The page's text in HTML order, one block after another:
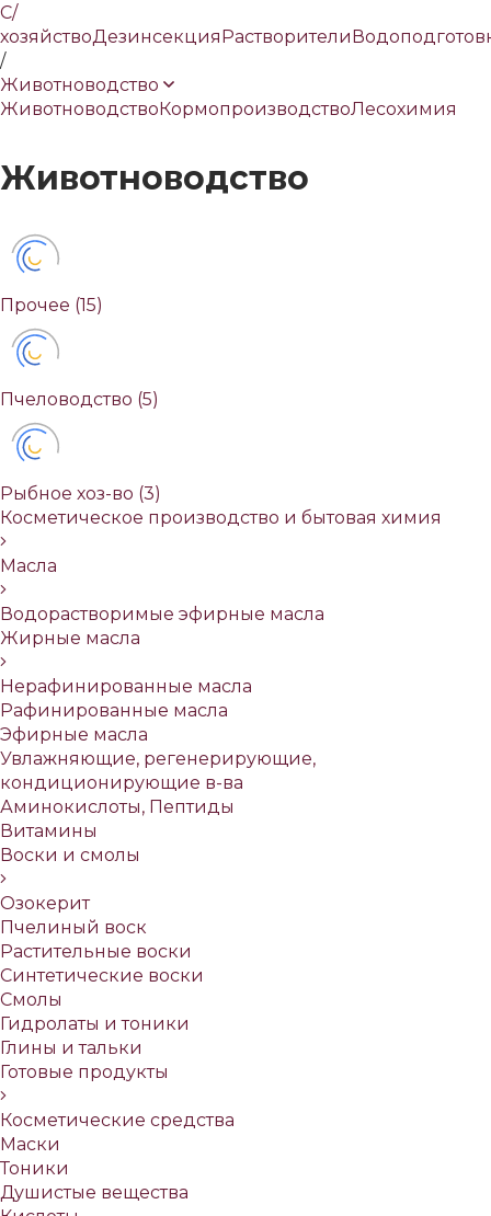
С/
хозяйствоДезинсекцияРастворители
/
Животноводство
ЖивотноводствоКормопроизводствоЛесохимия
Животноводство
Прочее (15)
Пчеловодство (5)
Рыбное хоз-во (3)
Косметическое производство и бытовая химия
Масла
Водорастворимые эфирные масла
Жирные масла
Нерафинированные масла
Рафинированные масла
Эфирные масла
Увлажняющие, регенерирующие,
кондиционирующие в-ва
Аминокислоты, Пептиды
Витамины
Воски и смолы
Озокерит
Пчелиный воск
Растительные воски
Синтетические воски
Смолы
Гидролаты и тоники
Глины и тальки
Готовые продукты
Косметические средства
Маски
Тоники
Душистые вещества